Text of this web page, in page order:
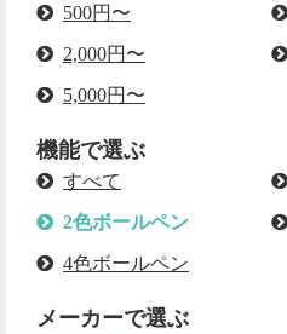
500円〜
2,000円〜
5,000円〜
機能で選ぶ
すべて
2色ボールペン
4色ボールペン
メーカーで選ぶ